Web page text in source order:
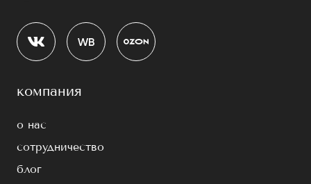
компания
о нас
сотрудничество
блог